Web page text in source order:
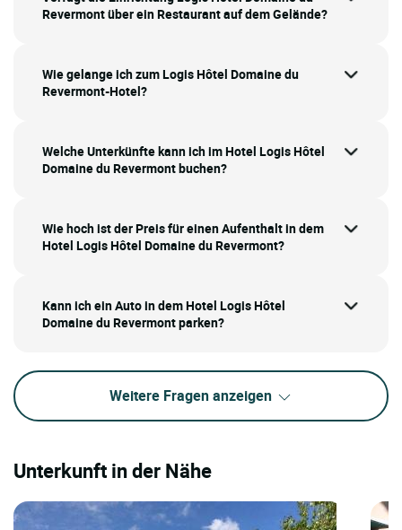
Revermont über ein Restaurant auf dem Gelände?
Wie gelange ich zum Logis Hôtel Domaine du
Revermont-Hotel?
Welche Unterkünfte kann ich im Hotel Logis Hôtel
Domaine du Revermont buchen?
Wie hoch ist der Preis für einen Aufenthalt in dem
Hotel Logis Hôtel Domaine du Revermont?
Kann ich ein Auto in dem Hotel Logis Hôtel
Domaine du Revermont parken?
Weitere Fragen anzeigen
Unterkunft in der Nähe